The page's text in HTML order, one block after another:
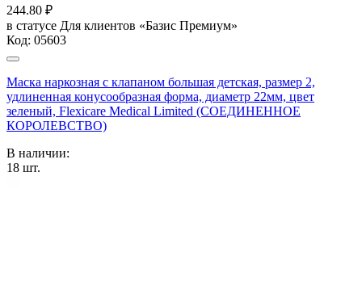
244.80 ₽
в статусе Для клиентов «Базис Премиум»
Код: 05603
Маска наркозная с клапаном большая детская, размер 2,
удлиненная конусообразная форма, диаметр 22мм, цвет
зеленый, Flexicare Medical Limited (СОЕДИНЕННОЕ
КОРОЛЕВСТВО)
В наличии:
18 шт.